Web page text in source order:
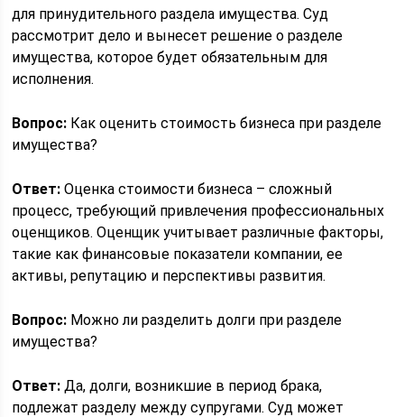
для принудительного раздела имущества. Суд
рассмотрит дело и вынесет решение о разделе
имущества, которое будет обязательным для
исполнения.
Вопрос: Как оценить стоимость бизнеса при разделе
имущества?
Ответ: Оценка стоимости бизнеса – сложный
процесс, требующий привлечения профессиональных
оценщиков. Оценщик учитывает различные факторы,
такие как финансовые показатели компании, ее
активы, репутацию и перспективы развития.
Вопрос: Можно ли разделить долги при разделе
имущества?
Ответ: Да, долги, возникшие в период брака,
подлежат разделу между супругами. Суд может